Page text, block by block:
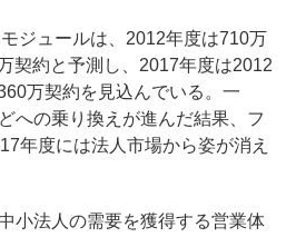
ジュールは、2012年度は710万
契約と予測し、2017年度は2012
万契約を見込んでいる。一
への乗り換えが進んだ結果、フ
年度には法人市場から姿が消え
小法人の需要を獲得する営業体